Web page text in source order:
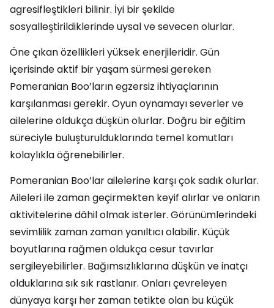
agresifleştikleri bilinir. İyi bir şekilde
sosyalleştirildiklerinde uysal ve sevecen olurlar.
Öne çıkan özellikleri yüksek enerjileridir. Gün
içerisinde aktif bir yaşam sürmesi gereken
Pomeranian Boo’ların egzersiz ihtiyaçlarının
karşılanması gerekir. Oyun oynamayı severler ve
ailelerine oldukça düşkün olurlar. Doğru bir eğitim
süreciyle buluşturulduklarında temel komutları
kolaylıkla öğrenebilirler.
Pomeranian Boo’lar ailelerine karşı çok sadık olurlar.
Aileleri ile zaman geçirmekten keyif alırlar ve onların
aktivitelerine dâhil olmak isterler. Görünümlerindeki
sevimlilik zaman zaman yanıltıcı olabilir. Küçük
boyutlarına rağmen oldukça cesur tavırlar
sergileyebilirler. Bağımsızlıklarına düşkün ve inatçı
olduklarına sık sık rastlanır. Onları çevreleyen
dünyaya karşı her zaman tetikte olan bu küçük